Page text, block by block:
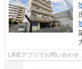
LINEアプリでお問い合わせ